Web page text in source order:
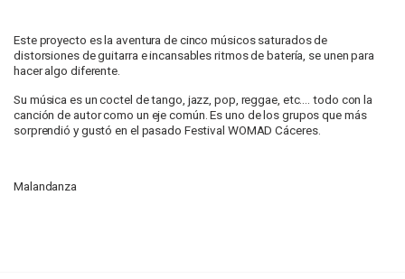
Este proyecto es la aventura de cinco músicos saturados de
distorsiones de guitarra e incansables ritmos de batería, se unen para
hacer algo diferente.
Su música es un coctel de tango, jazz, pop, reggae, etc.… todo con la
canción de autor como un eje común. Es uno de los grupos que más
sorprendió y gustó en el pasado Festival WOMAD Cáceres.
Malandanza